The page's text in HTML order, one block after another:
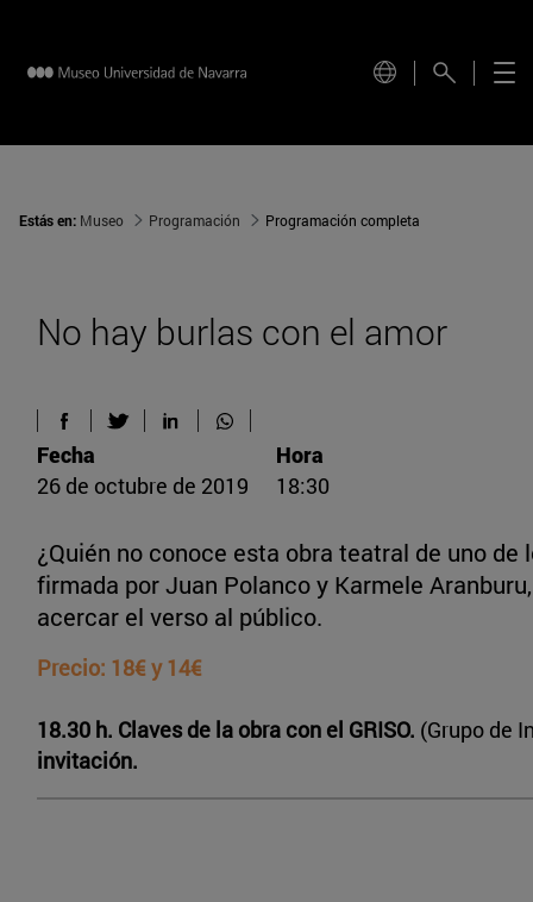
Estás en: Museo Programación Programación completa
No hay burlas con el amor
¿Quién no conoce esta obra teatral de uno
firmada por Juan Polanco y Karmele
acercar el verso al público.
Precio: 18€ y 14€
18.30 h. Claves de la obra con el GRISO. (Grupo de
invitación.
Fecha
26 de octubre de 2019
Hora
18:30